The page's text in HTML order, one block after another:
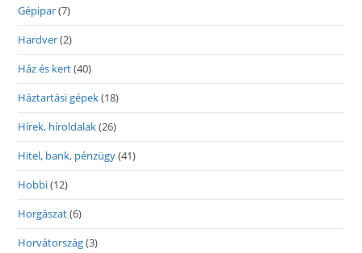
Gépipar(7)
Hardver(2)
Ház és kert(40)
Háztartási gépek(18)
Hírek, híroldalak(26)
Hitel, bank, pénzügy(41)
Hobbi(12)
Horgászat(6)
Horvátország(3)